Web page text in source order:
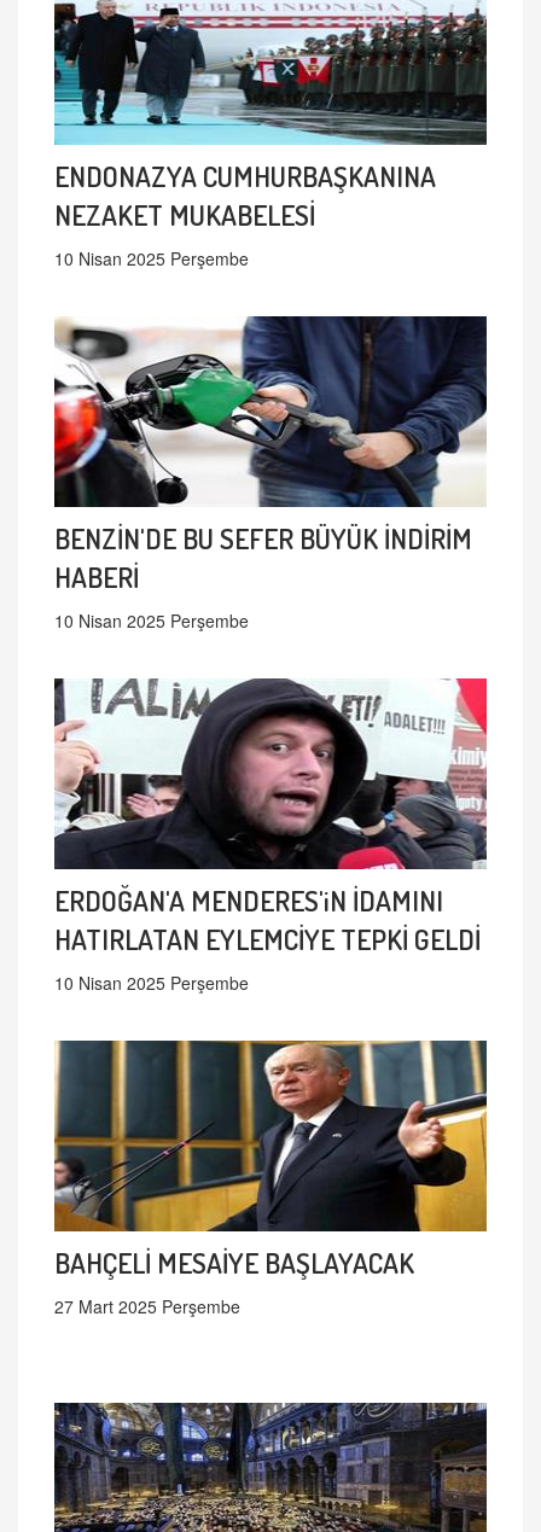
ENDONAZYA CUMHURBAŞKANINA
NEZAKET MUKABELESİ
10 Nisan 2025 Perşembe
BENZİN'DE BU SEFER BÜYÜK İNDİRİM
HABERİ
10 Nisan 2025 Perşembe
ERDOĞAN'A MENDERES'iN İDAMINI
HATIRLATAN EYLEMCİYE TEPKİ GELDİ
10 Nisan 2025 Perşembe
BAHÇELİ MESAİYE BAŞLAYACAK
27 Mart 2025 Perşembe